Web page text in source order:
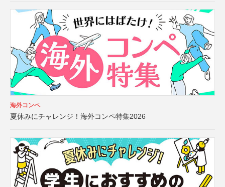
海外コンペ
夏休みにチャレンジ！海外コンペ特集2026